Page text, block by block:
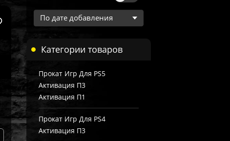
Категории товаров
Прокат Игр Для PS5
Активация П3
Активация П1
Прокат Игр Для PS4
Активация П3